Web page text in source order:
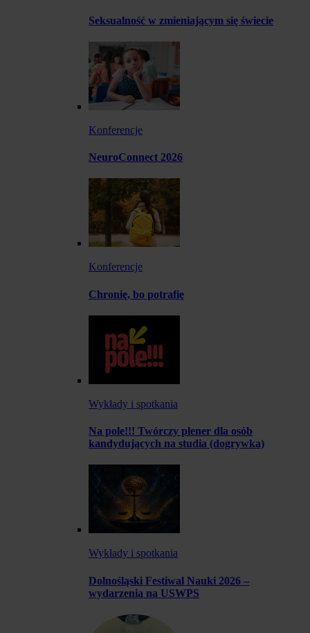
Seksualność w zmieniającym się świecie
Konferencje
NeuroConnect 2026
Konferencje
Chronię, bo potrafię
Wykłady i spotkania
Na pole!!! Twórczy plener dla osób
kandydujących na studia (dogrywka)
Wykłady i spotkania
Dolnośląski Festiwal Nauki 2026 –
wydarzenia na USWPS